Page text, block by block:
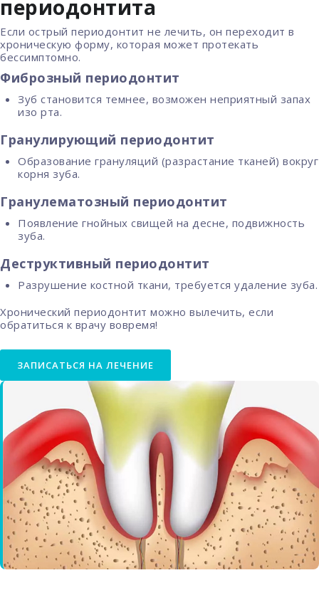
периодонтита
Если острый периодонтит не лечить, он переходит в
хроническую форму, которая может протекать
бессимптомно.
Фиброзный периодонтит
Зуб становится темнее, возможен неприятный запах
изо рта.
Гранулирующий периодонтит
Образование грануляций (разрастание тканей) вокруг
корня зуба.
Гранулематозный периодонтит
Появление гнойных свищей на десне, подвижность
зуба.
Деструктивный периодонтит
Разрушение костной ткани, требуется удаление зуба.
Хронический периодонтит можно вылечить, если
обратиться к врачу вовремя!
ЗАПИСАТЬСЯ НА ЛЕЧЕНИЕ